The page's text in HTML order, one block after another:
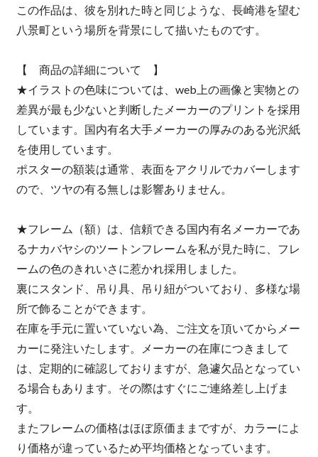
この作品は、彼を別れた時と同じような、長崎港を望む
八景町という場所を背景にして描いたものです。
【 商品の詳細について 】
★イラストの色味については、web上の画像と実物との
差異が最も少ないと判断したメーカーのプリントを採用
しています。国内有名大手メーカーの厚みのある光沢紙
を使用しています。
ポスターの額装は通常、表面をアクリルでカバーします
ので、ツヤの有る無しは影響ありません。
★フレーム（額）は、信頼できる国内有名メーカーであ
るナカバヤシのツートンフレームを私が見た時に、フレ
ームの色のきれいさに惹かれ採用しました。
裏にスタンド、吊り具、吊り紐がついており、多様な場
所で飾ることができます。
在庫を手元に置いていない為、ご注文を頂いてからメー
カーに発注いたします。メーカーの在庫につきまして
は、定期的に確認しておりますが、急遽欠品となってい
る場合もあります。その際はすぐにご連絡差し上げま
す。
またフレームの価格はほぼ原価ままですが、カラーによ
り価格が違っているため平均価格となっています。